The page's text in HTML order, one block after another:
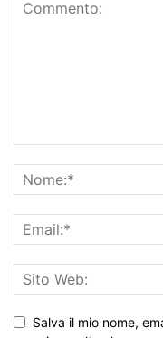
Salva il mio nome,